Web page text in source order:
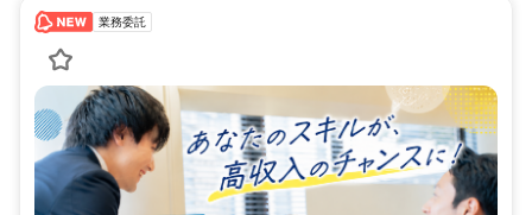
業務委託